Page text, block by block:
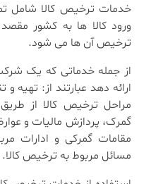
خدمات ترخیص کالا شامل
ورود کالا ها به کشور
ترخیص آن ها می ‌شود.
از جمله خدماتی که یک
ارائه دهد عبارتند از: تهیه
مراحل ترخیص کالا از
گمرک، پردازش مالیات و
مقامات گمرکی و ادارات
مسائل مربوط به ترخیص کالا.